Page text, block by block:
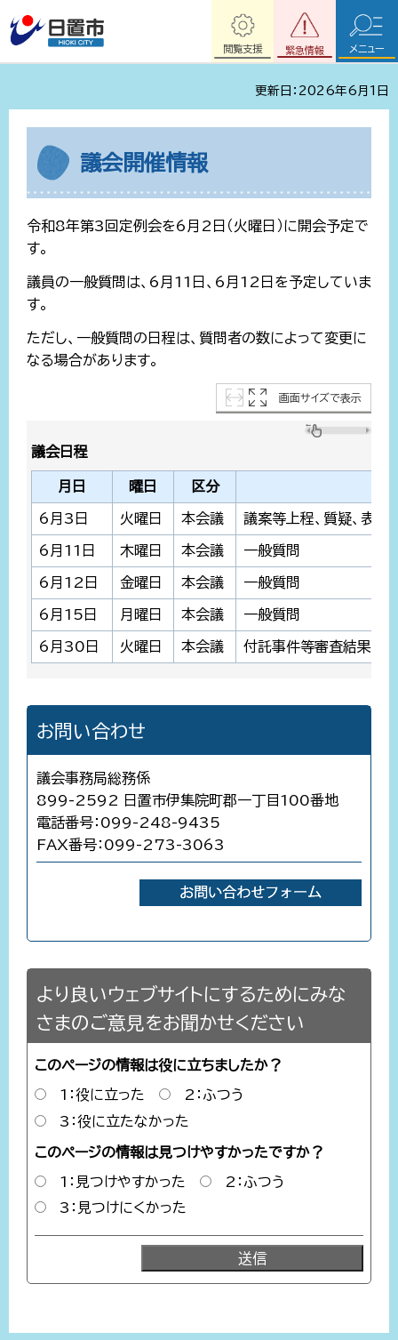
緊急情報
閲覧支援 メニュー
更新日：2026年6月1日
議会開催情報
令和8年第3回定例会を6月2日（火曜日）に開会予定で
す。
議員の一般質問は、6月11日、6月12日を予定していま
す。
ただし、一般質問の日程は、質問者の数によって変更に
なる場合があります。
画面サイズで表示
議会日程
月日 曜日 区分
6月3日 火曜日 本会議 議案等上程、質疑、表決
6月11日 木曜日 本会議 一般質問
6月12日 金曜日 本会議 一般質問
6月15日 月曜日 本会議 一般質問
6月30日 火曜日 本会議 付託事件等審査結果報告
お問い合わせ
議会事務局総務係
899-2592 日置市伊集院町郡一丁目100番地
電話番号：099-248-9435
FAX番号：099-273-3063
より良いウェブサイトにするためにみな
さまのご意見をお聞かせください
このページの情報は役に立ちましたか？
1：役に立った
2：ふつう
3：役に立たなかった
このページの情報は見つけやすかったですか？
1：見つけやすかった
2：ふつう
3：見つけにくかった